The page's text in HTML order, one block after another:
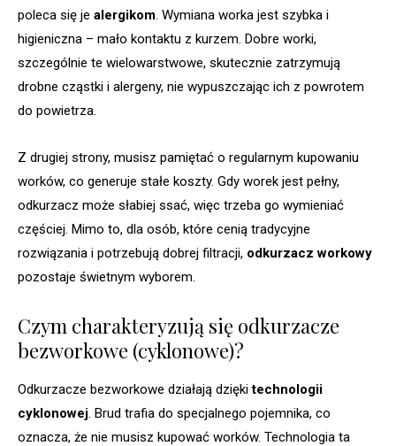
poleca się je alergikom. Wymiana worka jest szybka i
higieniczna – mało kontaktu z kurzem. Dobre worki,
szczególnie te wielowarstwowe, skutecznie zatrzymują
drobne cząstki i alergeny, nie wypuszczając ich z powrotem
do powietrza.
Z drugiej strony, musisz pamiętać o regularnym kupowaniu
worków, co generuje stałe koszty. Gdy worek jest pełny,
odkurzacz może słabiej ssać, więc trzeba go wymieniać
częściej. Mimo to, dla osób, które cenią tradycyjne
rozwiązania i potrzebują dobrej filtracji, odkurzacz workowy
pozostaje świetnym wyborem.
Czym charakteryzują się odkurzacze
bezworkowe (cyklonowe)?
Odkurzacze bezworkowe działają dziękitechnologii
cyklonowej. Brud trafia do specjalnego pojemnika, co
oznacza, że nie musisz kupować worków. Technologia ta